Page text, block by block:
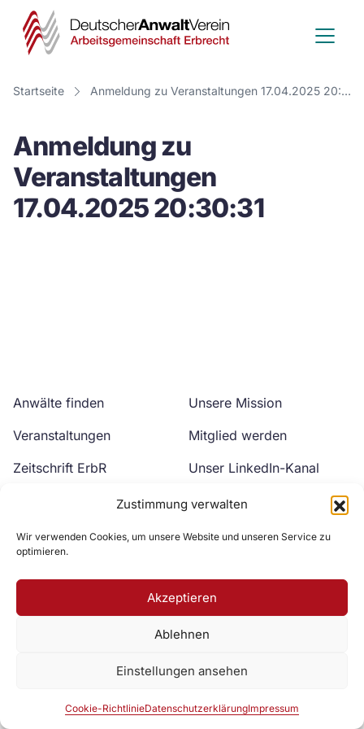
Zustimmung verwalten
Wir verwenden Cookies, um unsere Website und unseren Service zu
optimieren.
Akzeptieren
Ablehnen
Einstellungen ansehen
Cookie-RichtlinieDatenschutzerklärungImpressum
Deutscher
Anwalt
Verein
Startseite Anmeldung zu Veranstaltungen 17.04.2025 20:30:31
Anmeldung zu
Veranstaltungen
17.04.2025 20:30:31
Anwälte finden
Veranstaltungen
Zeitschrift ErbR
Unsere Mission
Mitglied werden
Unser LinkedIn-Kanal
Unser YouTube-Kanal
Zur DAV Webseite